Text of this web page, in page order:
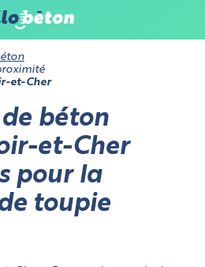
et-Cher
béton
et-Cher
pour la
toupie